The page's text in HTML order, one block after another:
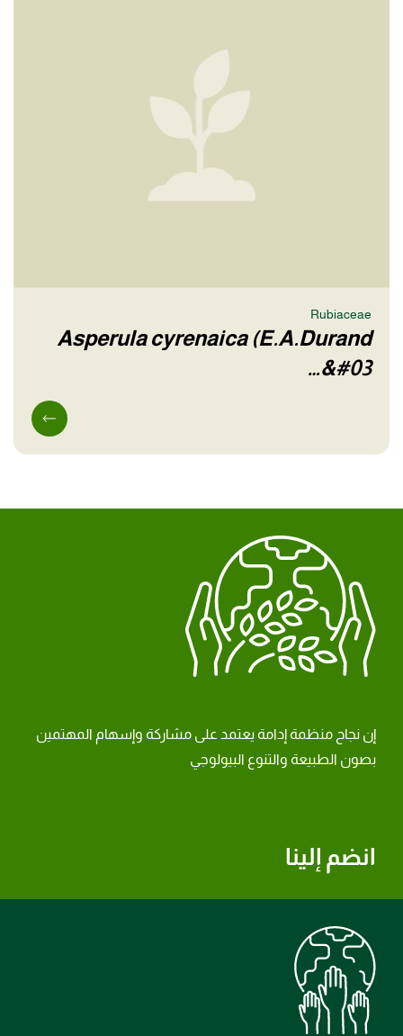
Rubiaceae
Asperula cyrenaica (E.A.Durand
&#03…
انضم إلينا
إن نجاح منظمة إدامة يعتمد على مشاركة وإسهام المهتمين
بصون الطبيعة والتنوع البيولوجي